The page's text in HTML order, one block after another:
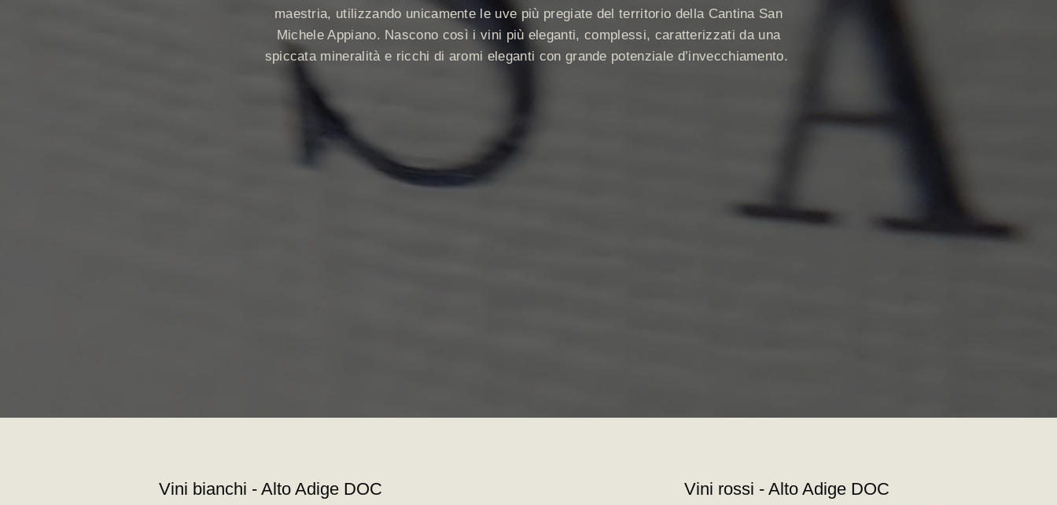
maestria, utilizzando unicamente le uve più pregiate del territorio della Cantina San
Michele Appiano. Nascono così i vini più eleganti, complessi, caratterizzati da una
spiccata mineralità e ricchi di aromi eleganti con grande potenziale d’invecchiamento.
Vini bianchi - Alto Adige DOC Vini rossi - Alto Adige DOC